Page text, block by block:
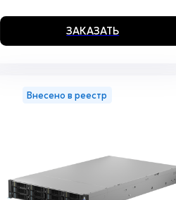
ЗАКАЗАТЬ
Внесено в реестр